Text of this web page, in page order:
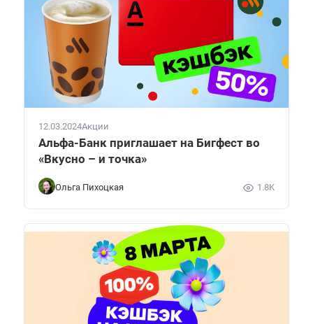
12.03.2024Акции
Альфа-Банк приглашает на Бигфест во
«Вкусно – и точка»
Ольга Пихоцкая 1.8K